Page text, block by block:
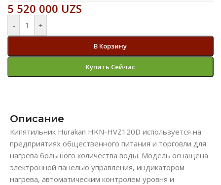
5 520 000 UZS
- +
В Корзину
Купить Сейчас
Описание
Кипятильник Hurakan HKN-HVZ120D используется на
предприятиях общественного питания и торговли для
нагрева большого количества воды. Модель оснащена
электронной панелью управления, индикатором
нагрева, автоматическим контролем уровня и